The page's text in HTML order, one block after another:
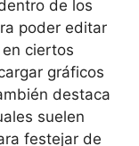
de los
poder editar
ciertos
gráficos
destaca
suelen
festejar de